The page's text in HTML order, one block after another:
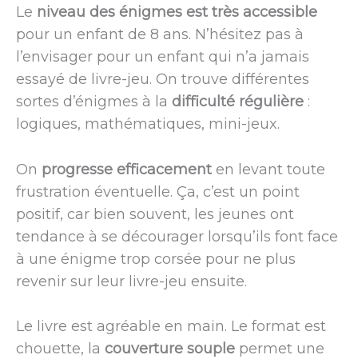
Le niveau des énigmes est très accessible
pour un enfant de 8 ans. N’hésitez pas à
l’envisager pour un enfant qui n’a jamais
essayé de livre-jeu. On trouve différentes
sortes d’énigmes à la difficulté régulière :
logiques, mathématiques, mini-jeux.
On progresse efficacement en levant toute
frustration éventuelle. Ça, c’est un point
positif, car bien souvent, les jeunes ont
tendance à se décourager lorsqu’ils font face
à une énigme trop corsée pour ne plus
revenir sur leur livre-jeu ensuite.
Le livre est agréable en main. Le format est
chouette, la couverture souple permet une